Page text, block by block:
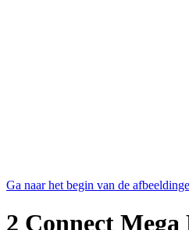
Ga naar het begin van de
2 Connect Mega